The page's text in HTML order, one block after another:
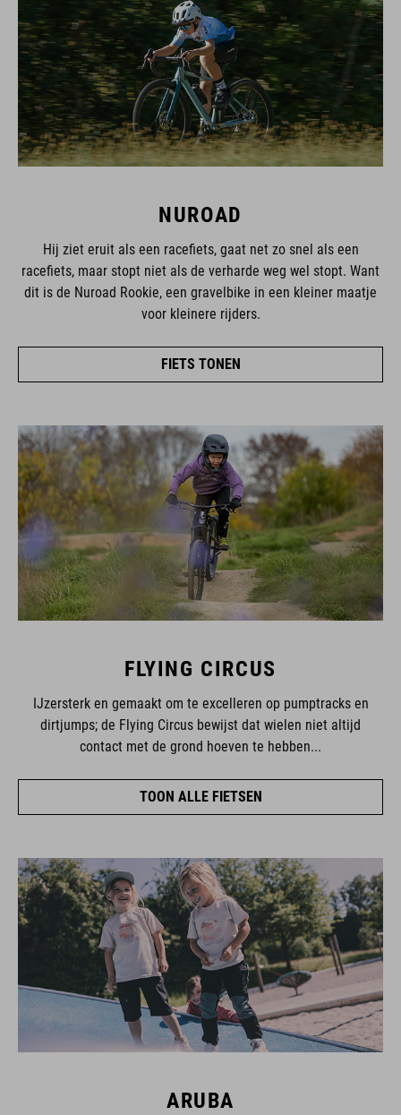
NUROAD
Hij ziet eruit als een racefiets, gaat net zo snel als een
racefiets, maar stopt niet als de verharde weg wel stopt. Want
dit is de Nuroad Rookie, een gravelbike in een kleiner maatje
voor kleinere rijders.
FIETS TONEN
FLYING CIRCUS
IJzersterk en gemaakt om te excelleren op pumptracks en
dirtjumps; de Flying Circus bewijst dat wielen niet altijd
contact met de grond hoeven te hebben...
TOON ALLE FIETSEN
ARUBA